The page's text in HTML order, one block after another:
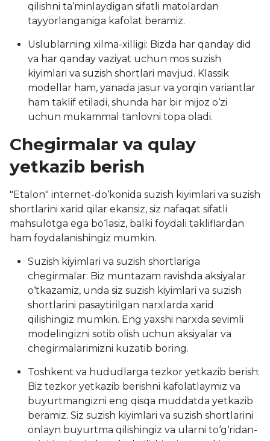
qilishni ta’minlaydigan sifatli matolardan
tayyorlanganiga kafolat beramiz.
Uslublarning xilma-xilligi: Bizda har qanday did
va har qanday vaziyat uchun mos suzish
kiyimlari va suzish shortlari mavjud. Klassik
modellar ham, yanada jasur va yorqin variantlar
ham taklif etiladi, shunda har bir mijoz o‘zi
uchun mukammal tanlovni topa oladi.
Chegirmalar va qulay
yetkazib berish
"Etalon" internet-do‘konida suzish kiyimlari va suzish
shortlarini xarid qilar ekansiz, siz nafaqat sifatli
mahsulotga ega bo‘lasiz, balki foydali takliflardan
ham foydalanishingiz mumkin.
Suzish kiyimlari va suzish shortlariga
chegirmalar: Biz muntazam ravishda aksiyalar
o‘tkazamiz, unda siz suzish kiyimlari va suzish
shortlarini pasaytirilgan narxlarda xarid
qilishingiz mumkin. Eng yaxshi narxda sevimli
modelingizni sotib olish uchun aksiyalar va
chegirmalarimizni kuzatib boring.
Toshkent va hududlarga tezkor yetkazib berish:
Biz tezkor yetkazib berishni kafolatlaymiz va
buyurtmangizni eng qisqa muddatda yetkazib
beramiz. Siz suzish kiyimlari va suzish shortlarini
onlayn buyurtma qilishingiz va ularni to‘g‘ridan-